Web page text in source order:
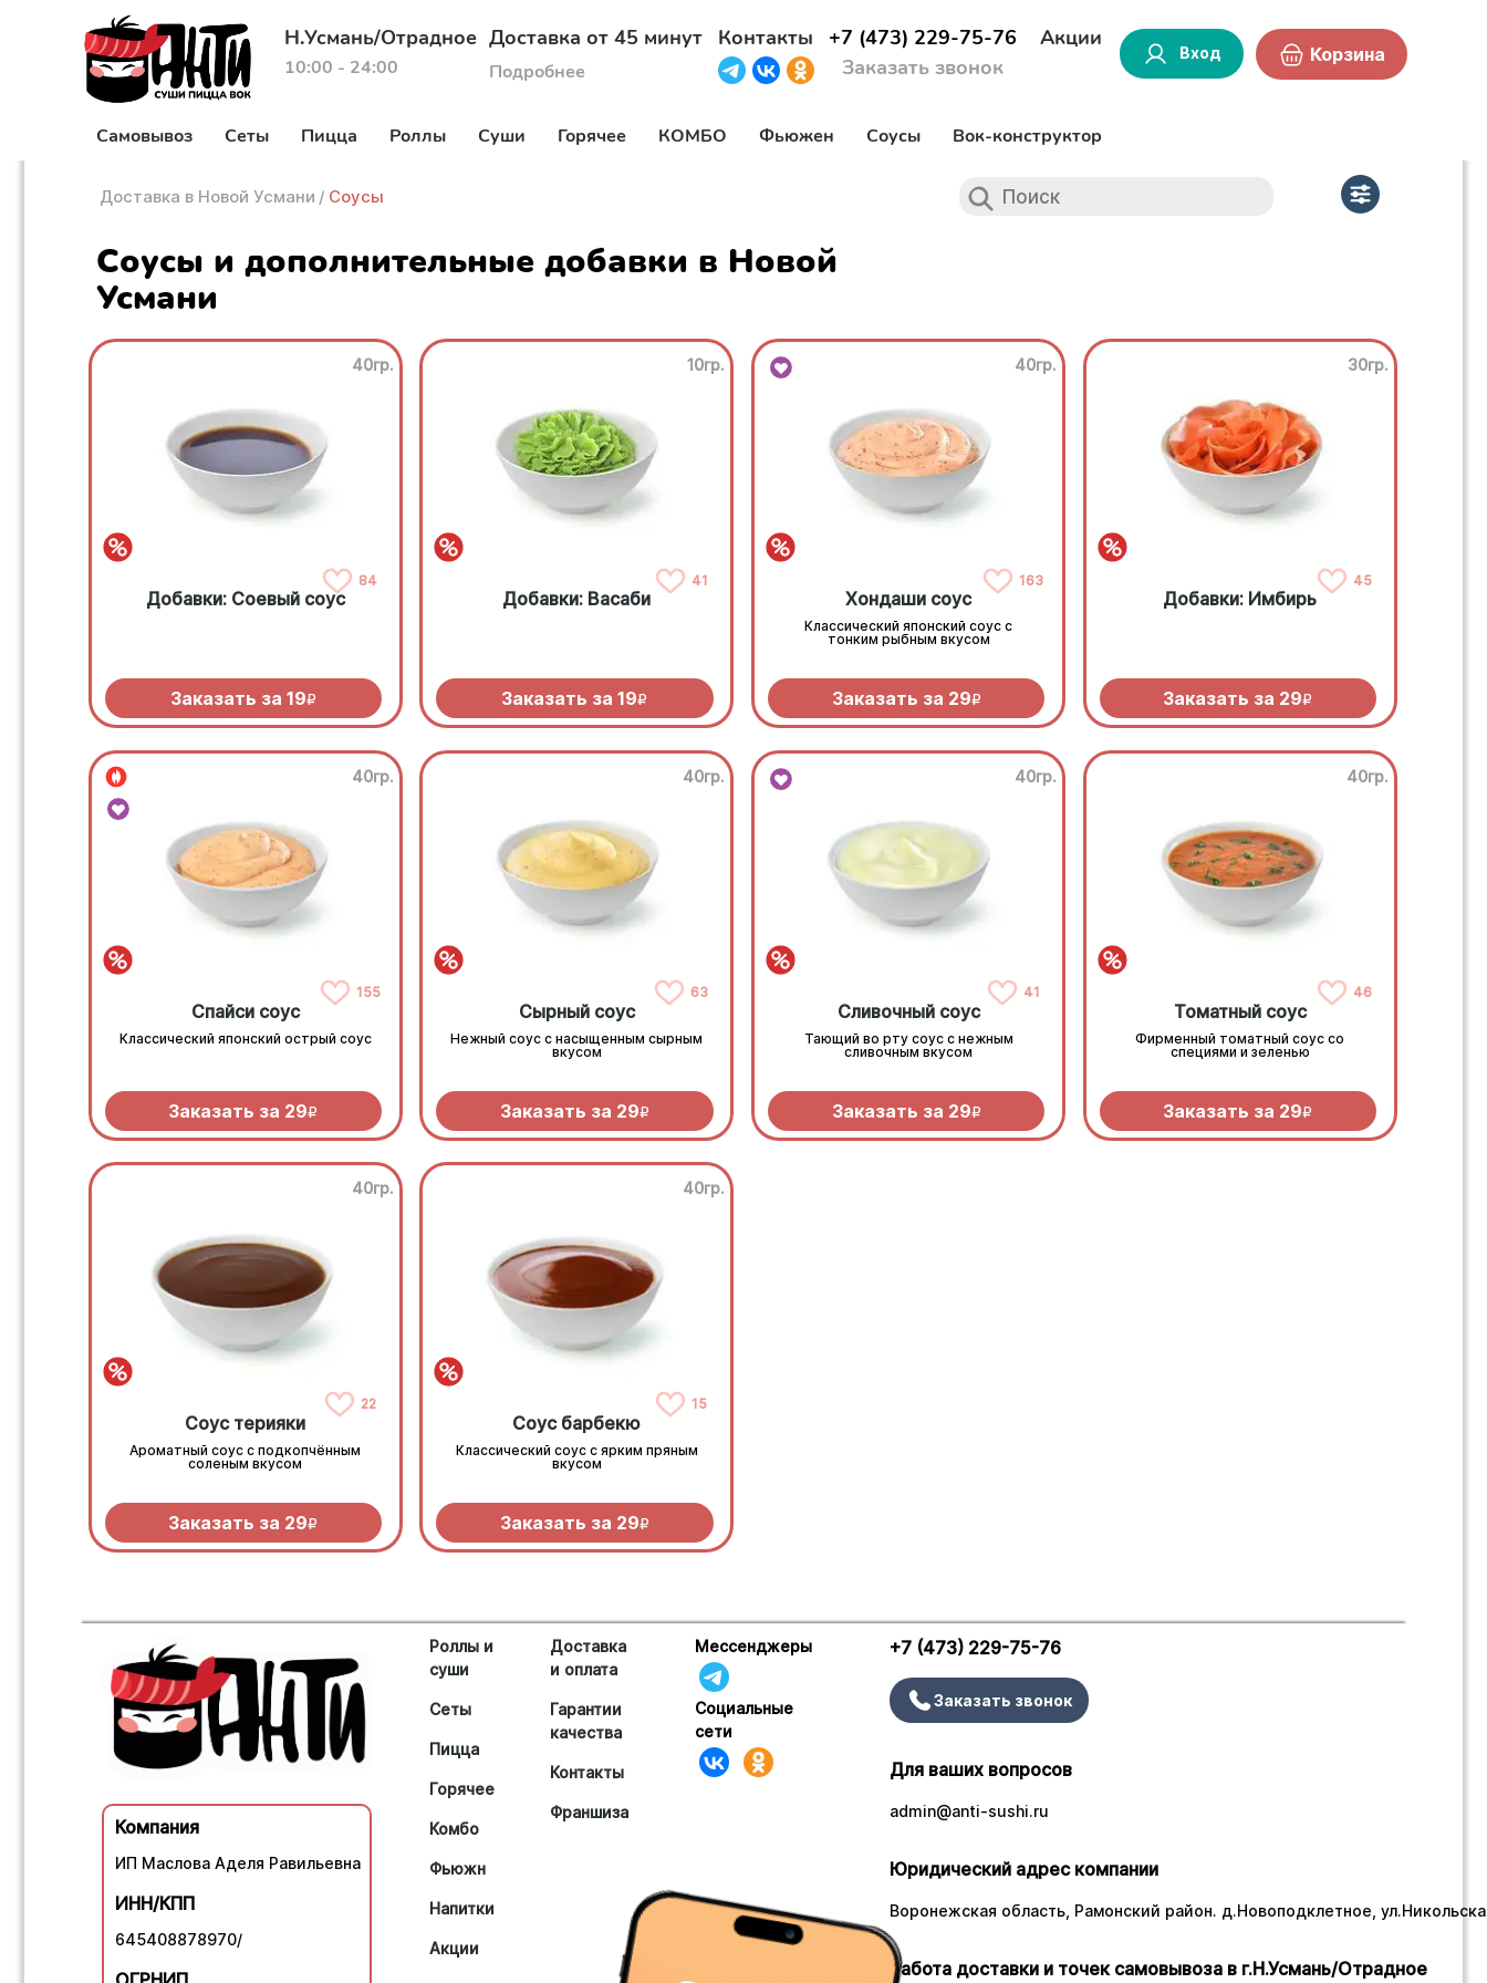
Н.Усмань/Отрадное
10:00 - 24:00
Доставка от 45 минут
Подробнее
Контакты
+7 (473) 229-75-76
Заказать звонок
Акции
Вход Корзина
Самовывоз Сеты Пицца Роллы Суши Горячее КОМБО Фьюжен Соусы Вок-конструктор
Доставка в Новой Усмани / Соусы
Соусы и дополнительные добавки в Новой
Усмани
40гр.
84
Добавки: Соевый соус
Заказать за 19R
10гр.
41
Добавки: Васаби
Заказать за 19R
40гр.
163
Хондаши соус
Классический японский соус с
тонким рыбным вкусом
Заказать за 29R
30гр.
45
Добавки: Имбирь
Заказать за 29R
40гр.
155
Спайси соус
Классический японский острый соус
Заказать за 29R
40гр.
63
Сырный соус
Нежный соус с насыщенным сырным
вкусом
Заказать за 29R
40гр.
41
Сливочный соус
Тающий во рту соус с нежным
сливочным вкусом
Заказать за 29R
40гр.
46
Томатный соус
Фирменный томатный соус со
специями и зеленью
Заказать за 29R
40гр.
22
Соус терияки
Ароматный соус с подкопчённым
соленым вкусом
Заказать за 29R
40гр.
15
Соус барбекю
Классический соус с ярким пряным
вкусом
Заказать за 29R
Компания
ИП Маслова Аделя Равильевна
ИНН/КПП
645408878970/
Роллы и
суши
Сеты
Пицца
Горячее
Комбо
Фьюжн
Напитки
Акции
Доставка
и оплата
Гарантии
качества
Контакты
Франшиза
Мессенджеры
Социальные
сети
+7 (473) 229-75-76
Заказать звонок
Для ваших вопросов
admin@anti-sushi.ru
Юридический адрес компании
Воронежская область, Рамонский район. д.Новоподклетное,
Работа доставки и точек самовывоза в г.Н.Усмань/Отрадное